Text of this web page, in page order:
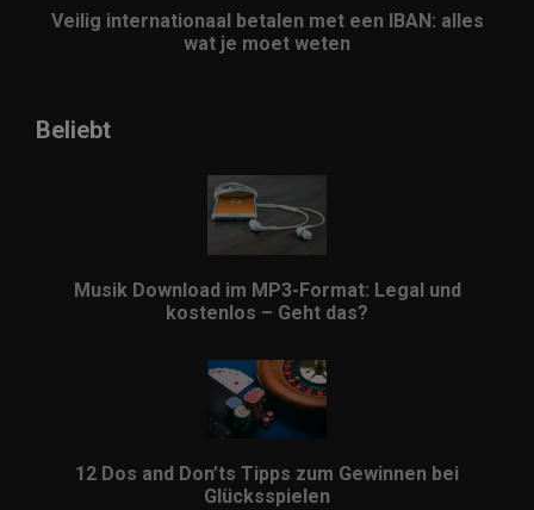
Veilig internationaal betalen met een IBAN: alles
wat je moet weten
Beliebt
Musik Download im MP3-Format: Legal und
kostenlos – Geht das?
12 Dos and Don’ts Tipps zum Gewinnen bei
Glücksspielen